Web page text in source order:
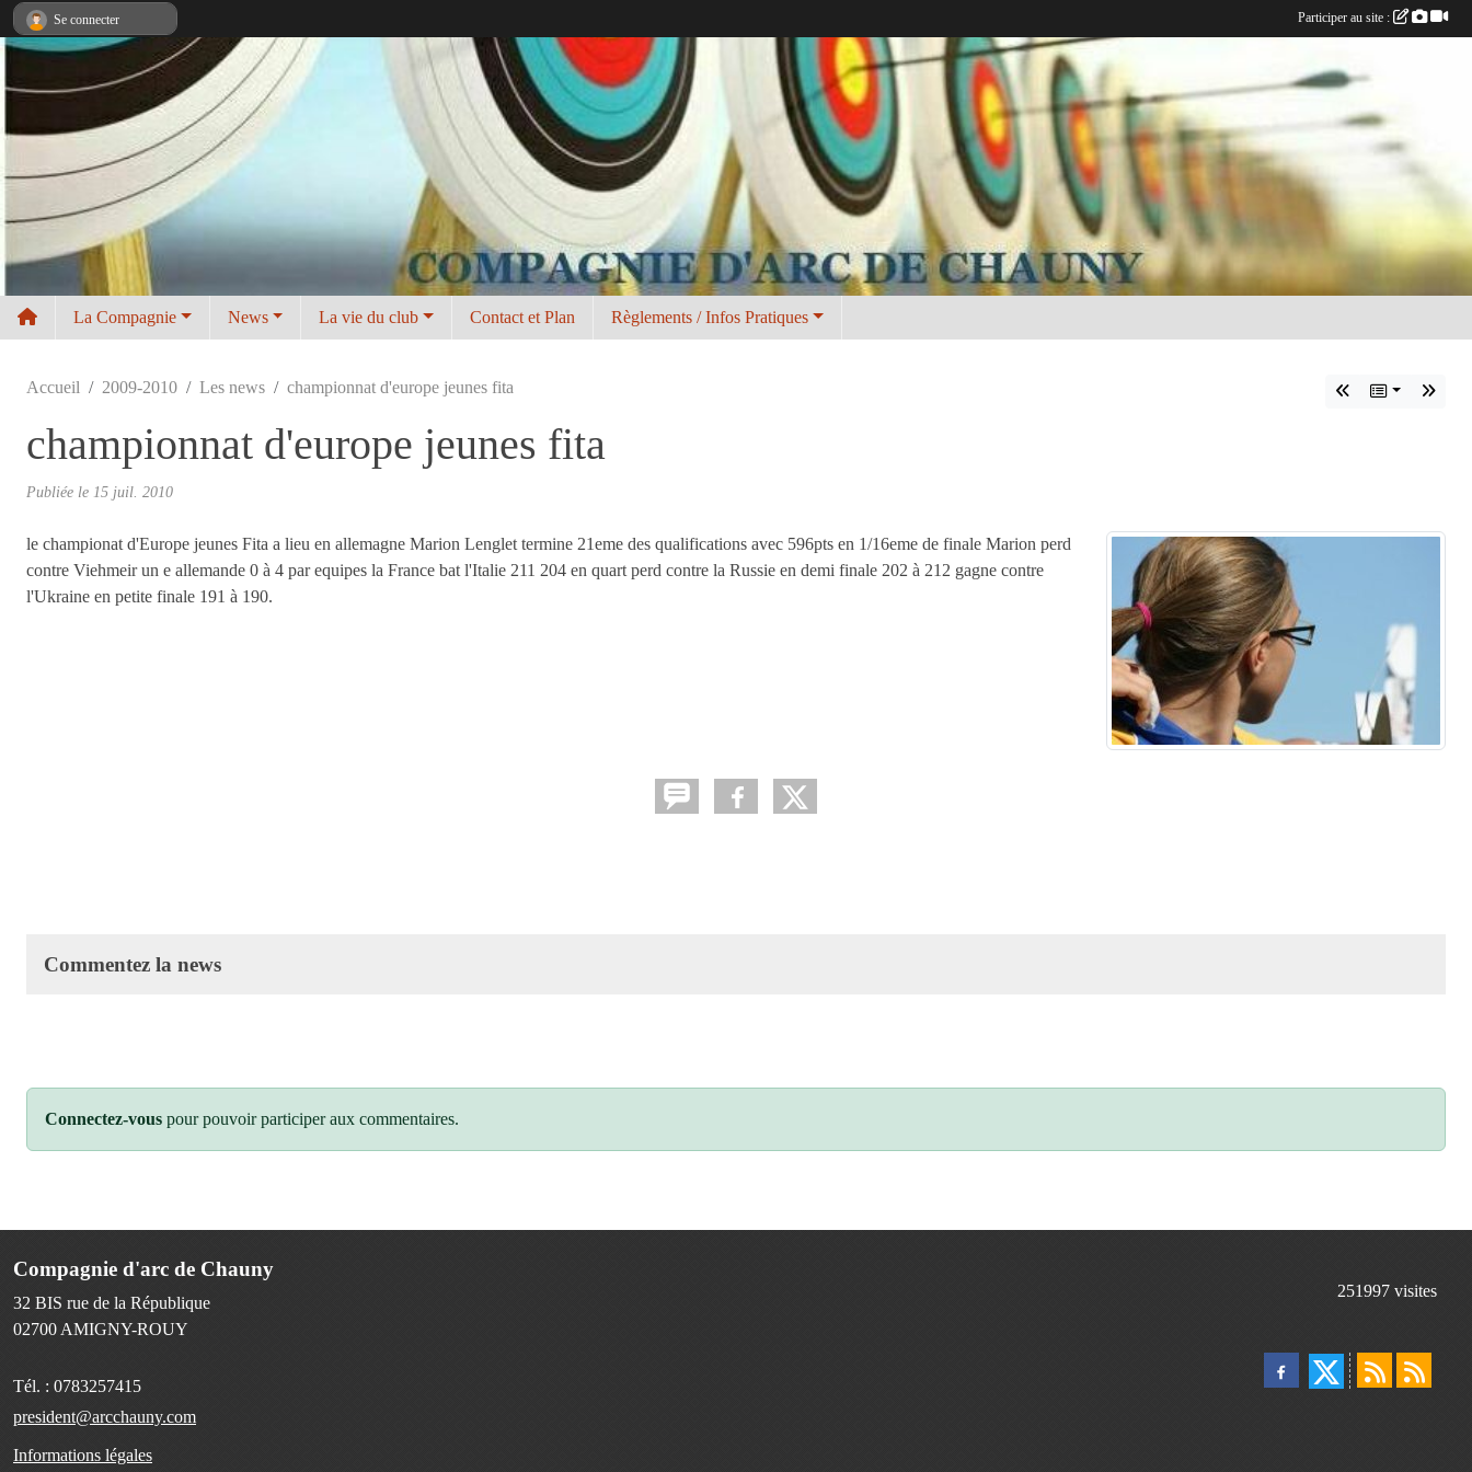
La Compagnie News La vie du club Contact et Plan Règlements / Infos Pratiques
Accueil 2009-2010 Les news championnat d'europe jeunes fita
championnat d'europe jeunes fita
Publiée le 15 juil. 2010
le championat d'Europe jeunes Fita a lieu en allemagne Marion Lenglet termine 21eme des qualifications avec 596pts en 1/16eme de finale Marion perd
contre Viehmeir un e allemande 0 à 4 par equipes la France bat l'Italie 211 204 en quart perd contre la Russie en demi finale 202 à 212 gagne contre
l'Ukraine en petite finale 191 à 190.
Commentez la news
Connectez-vous pour pouvoir participer aux commentaires.
Compagnie d'arc de Chauny
32 BIS rue de la République
02700 AMIGNY-ROUY
Tél. : 0783257415
president@arcchauny.com
Informations légales
251997 visites
Se connecter Participer au site :
Panneau de gestion des cookies